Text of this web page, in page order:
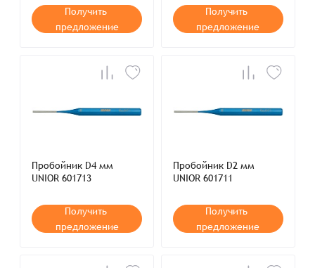
Получить
предложение
Получить
предложение
Пробойник D4 мм
UNIOR 601713
Получить
предложение
Пробойник D2 мм
UNIOR 601711
Получить
предложение